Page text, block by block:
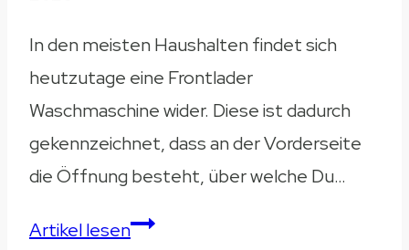
In den meisten Haushalten findet sich
heutzutage eine Frontlader
Waschmaschine wider. Diese ist dadurch
gekennzeichnet, dass an der Vorderseite
die Öffnung besteht, über welche Du…
Artikel lesenWaschmaschine